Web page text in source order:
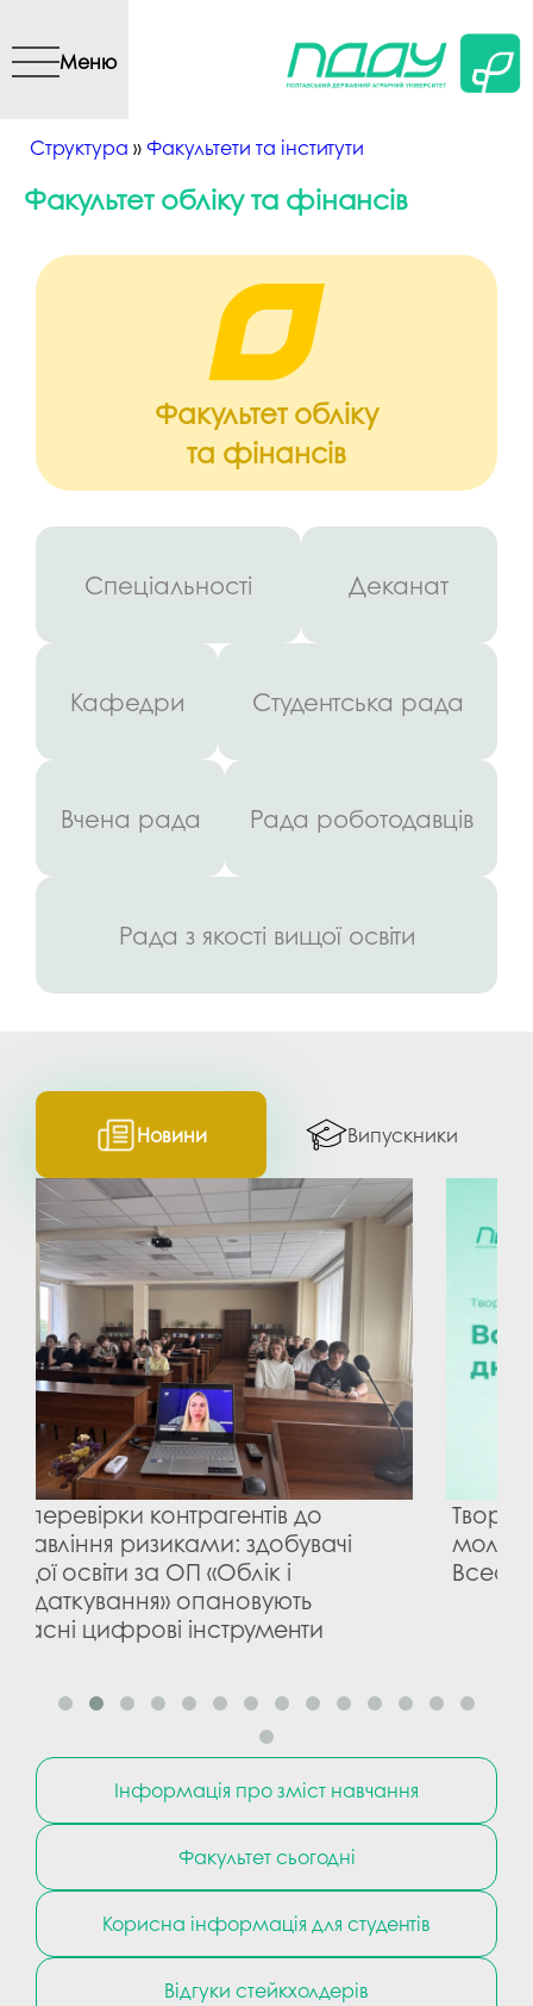
вмісту
Меню
Ви є тут
Структура »Факультети та інститути
Факультет обліку та фінансів
Факультет обліку
та фінансів
Спеціальності Деканат
Кафедри Студентська рада
Вчена рада Рада роботодавців
Рада з якості вищої освіти
Новини Випускники
до
Творчий конкурс для учнівської
молоді Полтавщини,
Всесвітньому дню поезії
Інформація про зміст навчання
Факультет сьогодні
Корисна інформація для студентів
Відгуки стейкхолдерів